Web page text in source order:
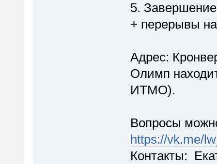
5.
+ перерывы
Адрес:
Олимп
ИТМО).
Вопросы
https://vk.me/
Контакты: